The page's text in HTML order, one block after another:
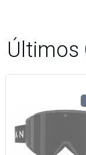
Últimos